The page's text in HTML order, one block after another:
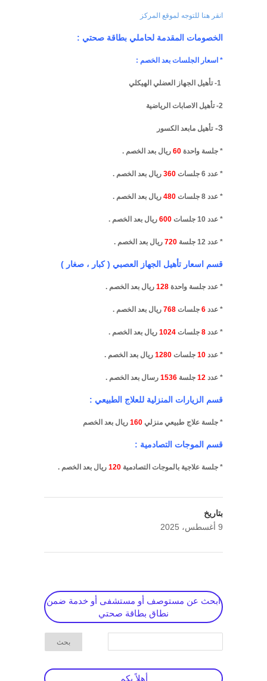
انقر هنا للتوجه لموقع المركز
الخصومات المقدمة لحاملي بطاقة صحتي :
* اسعار الجلسات بعد الخصم :
2- تأهيل الاصابات الرياضية
3- تأهيل مابعد الكسور
* جلسة واحدة 60 ريال بعد الخصم .
* عدد 6 جلسات 360 ريال بعد الخصم .
* عدد 8 جلسات 480 ريال بعد الخصم .
* عدد 10 جلسات 600 ريال بعد الخصم .
* عدد 12 جلسة 720 ريال بعد الخصم .
قسم اسعار تأهيل الجهاز العصبي ( كبار ، صغار )
* عدد جلسة واحدة 128 ريال بعد الخصم .
* عدد 6 جلسات 768 ريال بعد الخصم .
* عدد 8 جلسات 1024 ريال بعد الخصم .
* عدد 10 جلسات 1280 ريال بعد الخصم .
* عدد 12 جلسة 1536 رسال بعد الخصم .
قسم الزيارات المنزلية للعلاج الطبيعي :
* جلسة علاج طبيعي منزلي 160 ريال بعد الخصم
قسم الموجات التصادمية :
* جلسة علاجية بالموجات التصادمية 120 ريال بعد الخصم .
بتاريخ
9 أغسطس، 2025
ابحث عن مستوصف أو مستشفى أو خدمة ضمن
نطاق بطاقة صحتي
أهلاً بكم